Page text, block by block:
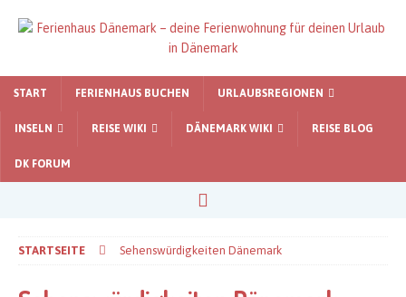
START FERIENHAUS BUCHEN URLAUBSREGIONEN
INSELN REISE WIKI DÄNEMARK WIKI REISE BLOG
DK FORUM
STARTSEITE Sehenswürdigkeiten Dänemark